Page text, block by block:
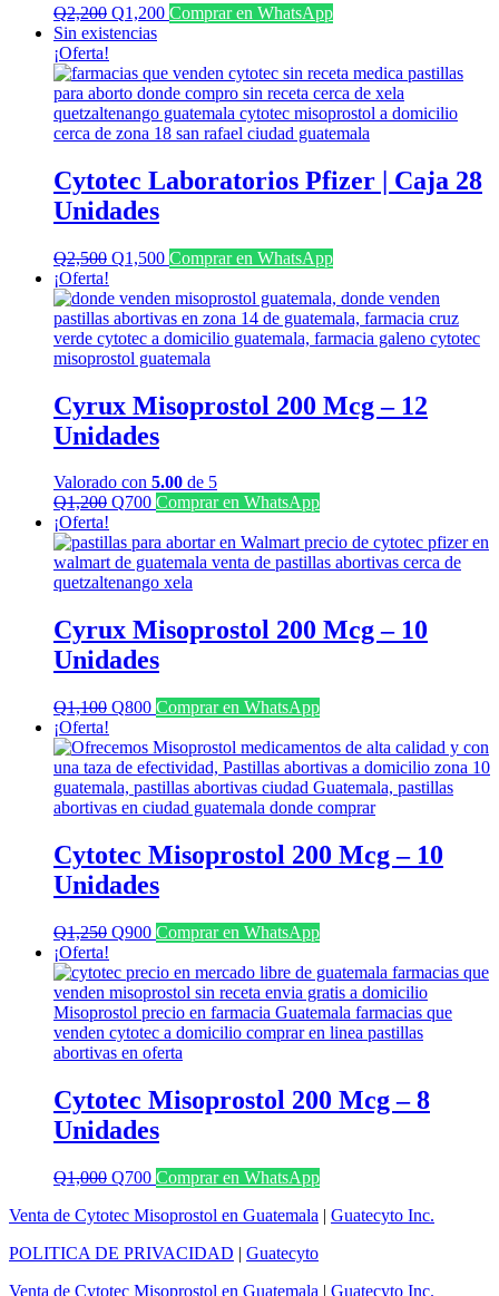
Q2,200 El
precio
era:
Q2,200.
Q1,200El
es:
Q1,200.
Comprar en WhatsApp
Sin existencias
¡Oferta!
Cytotec Laboratorios Pfizer | Caja 28
Unidades
Q2,500 El
original
era:
Q2,500.
Q1,500El
actual
es:
Q1,500.
Comprar en WhatsApp
¡Oferta!
Cyrux Misoprostol 200 Mcg – 12
Unidades
Valorado con 5.00 de 5
Q1,200 El
original
era:
Q1,200.
Q700El
actual
es:
Q700.
Comprar en WhatsApp
¡Oferta!
Cyrux Misoprostol 200 Mcg – 10
Unidades
Q1,100 El
original
era:
Q1,100.
Q800El
actual
es:
Q800.
Comprar en WhatsApp
¡Oferta!
Cytotec Misoprostol 200 Mcg – 10
Unidades
Q1,250 El
original
era:
Q1,250.
Q900El
actual
es:
Q900.
Comprar en WhatsApp
¡Oferta!
Cytotec Misoprostol 200 Mcg – 8
Unidades
Q1,000 El
original
Q1,000.
Q700El
actual
Q700.
Comprar en WhatsApp
Venta de Cytotec Misoprostol en Guatemala | Guatecyto Inc.
POLITICA DE PRIVACIDAD | Guatecyto
Venta de Cytotec Misoprostol en Guatemala | Guatecyto Inc.